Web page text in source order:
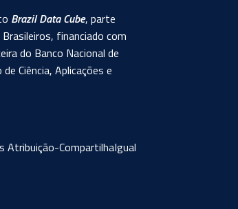
Brazil Data Cube, parte
financiado com
do Banco Nacional de
Ciência, Aplicações e
Atribuição-CompartilhaIgual